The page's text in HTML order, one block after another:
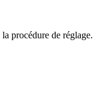
procédure de réglage.